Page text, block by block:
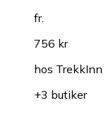
fr.
756 kr
hos TrekkInn
+3 butiker